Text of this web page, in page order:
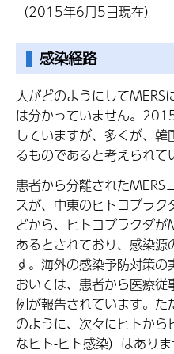
（2015年6月5日現在）
感染経路
人がどのようにしてMERS
は分かっていません。
していますが、多くが、
るものであると考えられて
患者から分離されたMERS
スが、中東のヒトコブラ
どから、ヒトコブラクダ
あるとされており、感染
す。海外の感染予防対策
おいては、患者から医療
例が報告されています。
のように、次々にヒトか
なヒト-ヒト感染）はありま